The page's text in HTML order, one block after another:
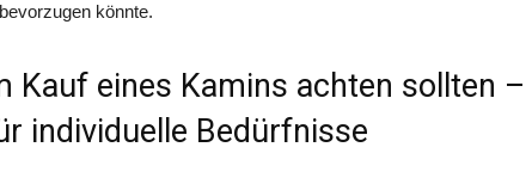
könnte.
Kauf eines Kamins achten sollten –
individuelle Bedürfnisse